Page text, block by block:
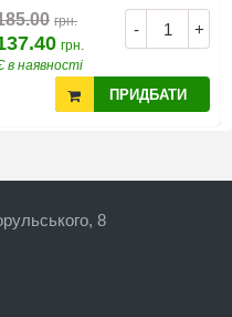
- +
грн.
грн.
в наявності
ПРИДБАТИ
8